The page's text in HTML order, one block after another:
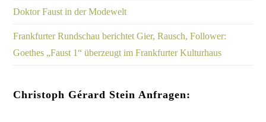
Doktor Faust in der Modewelt
Frankfurter Rundschau berichtet Gier, Rausch, Follower:
Goethes „Faust 1“ überzeugt im Frankfurter Kulturhaus
Christoph Gérard Stein Anfragen: